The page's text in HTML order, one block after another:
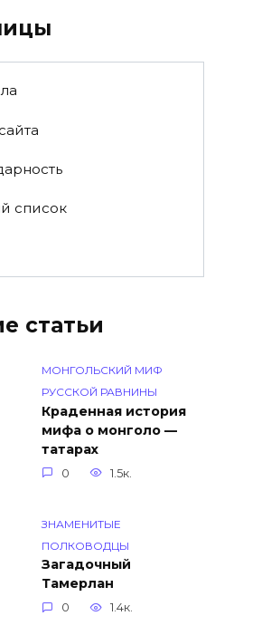
список
статьи
МОНГОЛЬСКИЙ МИФ
РУССКОЙ РАВНИНЫ
Краденная история
мифа о монголо —
татарах
0 1.5к.
ЗНАМЕНИТЫЕ
ПОЛКОВОДЦЫ
Загадочный
Тамерлан
0 1.4к.